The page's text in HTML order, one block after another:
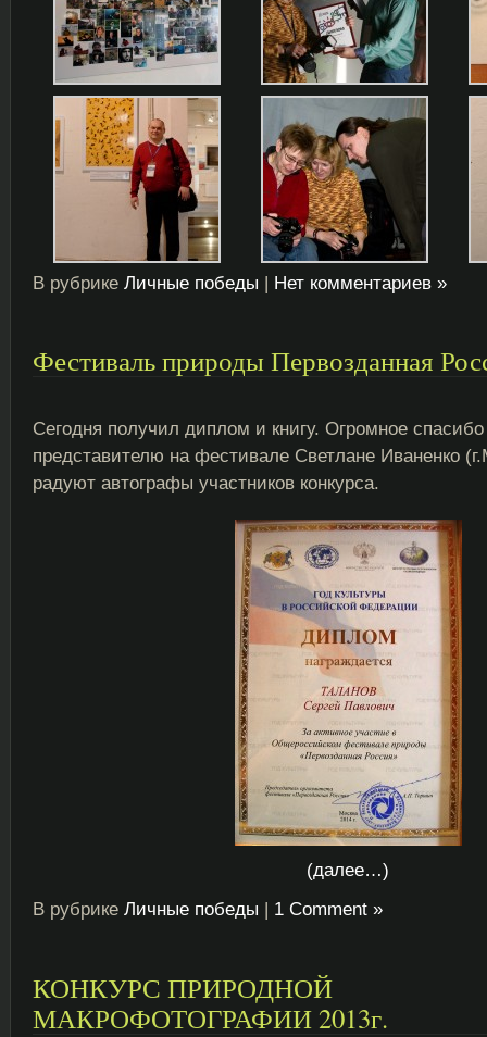
В рубрике Личные победы | Нет комментариев »
Фестиваль природы Первозданная
Сегодня получил диплом и книгу. Огромное
представителю на фестивале Светлане Иваненко
радуют автографы участников конкурса.
(далее…)
В рубрике Личные победы | 1 Comment »
КОНКУРС ПРИРОДНОЙ
МАКРОФОТОГРАФИИ 2013г.